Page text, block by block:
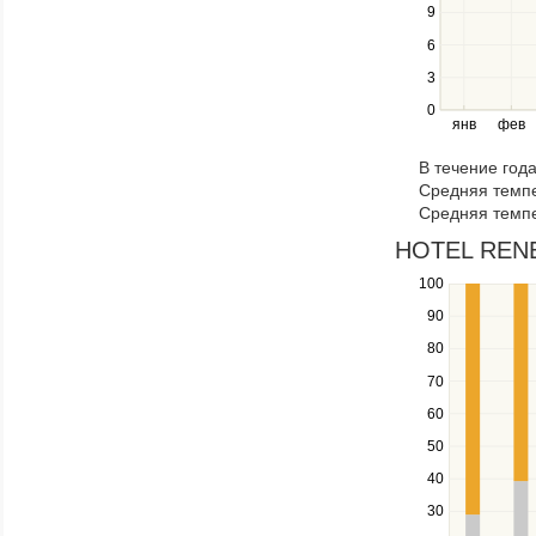
янв фев
0
3
6
9
Use
the
and
right
keys
navigate
through
items
in
a
series.
В течение
Средняя
Средняя
HOTEL
30
40
50
60
70
80
90
100
Use
the
and
down
to
navigate
series.
Use